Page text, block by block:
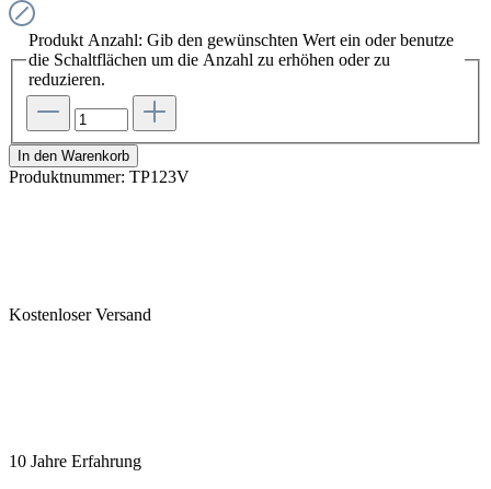
Produkt Anzahl: Gib den gewünschten Wert ein oder benutze
die Schaltflächen um die Anzahl zu erhöhen oder zu
reduzieren.
In den Warenkorb
Produktnummer: TP123V
Kostenloser Versand
10 Jahre Erfahrung